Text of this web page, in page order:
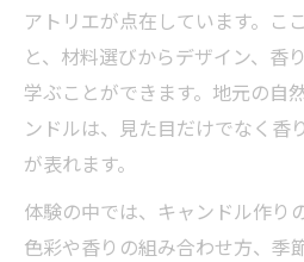
アトリエが点在しています。こ
と、材料選びからデザイン、香
学ぶことができます。地元の自
ンドルは、見た目だけでなく香
が表れます。
体験の中では、キャンドル作り
色彩や香りの組み合わせ方、季